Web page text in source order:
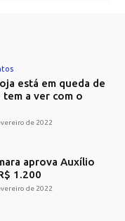
está em queda de
a ver com o
de 2022
aprova Auxílio
1.200
de 2022